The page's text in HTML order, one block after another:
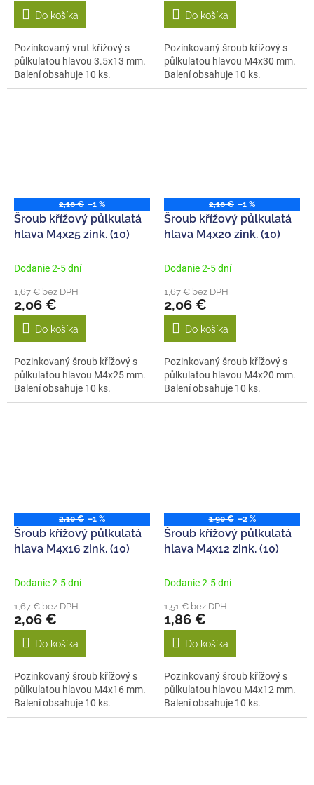
Do košíka
Pozinkovaný vrut křížový s
půlkulatou hlavou 3.5x13 mm.
Balení obsahuje 10 ks.
Do košíka
Pozinkovaný šroub křížový s
půlkulatou hlavou M4x30 mm.
Balení obsahuje 10 ks.
2,10 € –1 %
Šroub křížový půlkulatá
hlava M4x25 zink. (10)
Dodanie 2-5 dní
1,67 € bez DPH
2,06 €
Do košíka
Pozinkovaný šroub křížový s
půlkulatou hlavou M4x25 mm.
Balení obsahuje 10 ks.
2,10 € –1 %
Šroub křížový půlkulatá
hlava M4x20 zink. (10)
Dodanie 2-5 dní
1,67 € bez DPH
2,06 €
Do košíka
Pozinkovaný šroub křížový s
půlkulatou hlavou M4x20 mm.
Balení obsahuje 10 ks.
2,10 € –1 %
Šroub křížový půlkulatá
hlava M4x16 zink. (10)
Dodanie 2-5 dní
1,67 € bez DPH
2,06 €
Do košíka
Pozinkovaný šroub křížový s
půlkulatou hlavou M4x16 mm.
Balení obsahuje 10 ks.
1,90 € –2 %
Šroub křížový půlkulatá
hlava M4x12 zink. (10)
Dodanie 2-5 dní
1,51 € bez DPH
1,86 €
Do košíka
Pozinkovaný šroub křížový s
půlkulatou hlavou M4x12 mm.
Balení obsahuje 10 ks.